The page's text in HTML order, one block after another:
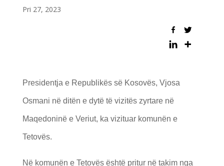
Pri 27, 2023
Presidentja e Republikës së Kosovës, Vjosa
Osmani në ditën e dytë të vizitës zyrtare në
Maqedoninë e Veriut, ka vizituar komunën e
Tetovës.
Në komunën e Tetovës është pritur në takim nga